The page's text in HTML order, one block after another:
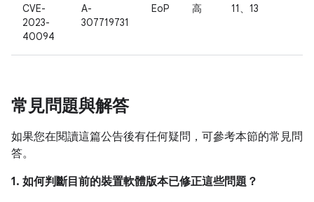
CVE-
2023-
40094
A-
307719731
EoP 高 11、13
常見問題與解答
如果您在閱讀這篇公告後有任何疑問，可參考本節的常見問
答。
1. 如何判斷目前的裝置軟體版本已修正這些問題？